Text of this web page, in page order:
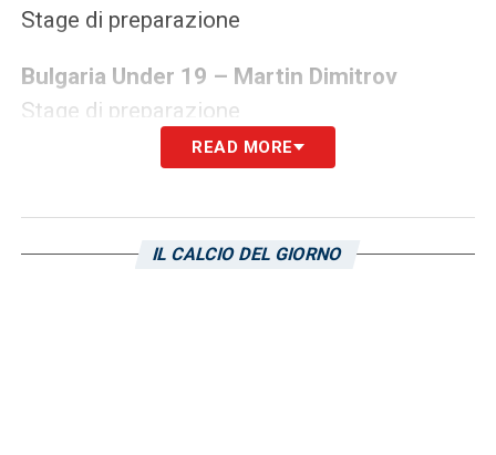
Stage di preparazione
Bulgaria Under 19 – Martin Dimitrov
Stage di preparazione
Italia Under 17 – Giuseppe Forte
Qualificazioni UEFA Euro Under 17: Italia-
READ MORE
IL CALCIO DEL GIORNO